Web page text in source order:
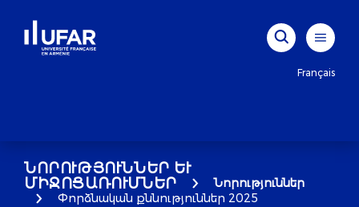
Français
ՆՈՐՈՒԹՅՈՒՆՆԵՐ ԵՒ Մ
ԻՋՈՑԱՌՈՒՄՆԵՐ
Նորություններ
Փորձնական քննություններ 2025